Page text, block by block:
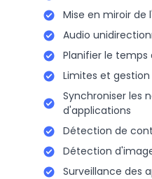
Mise en miroir de
Audio
Planifier le temps
Limites et
Synchroniser les
d'applications
Détection de
Détection
Surveillance des